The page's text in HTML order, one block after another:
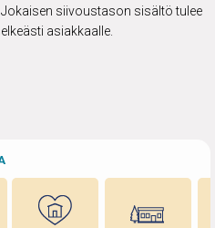
siivoustason sisältö tulee
asiakkaalle.